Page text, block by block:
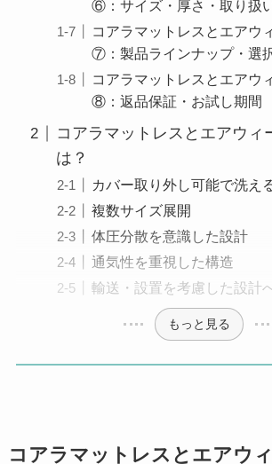
⑥：サイズ・厚さ・取り扱
コアラマットレスとエアウ
⑦：製品ラインナップ・選
コアラマットレスとエアウ
⑧：返品保証・お試し期間
コアラマットレスとエアウィ
は？
カバー取り外し可能で洗え
複数サイズ展開
体圧分散を意識した設計
通気性を重視した構造
輸送・設置を考慮した設計
もっと見る
コアラマットレスとエアウ